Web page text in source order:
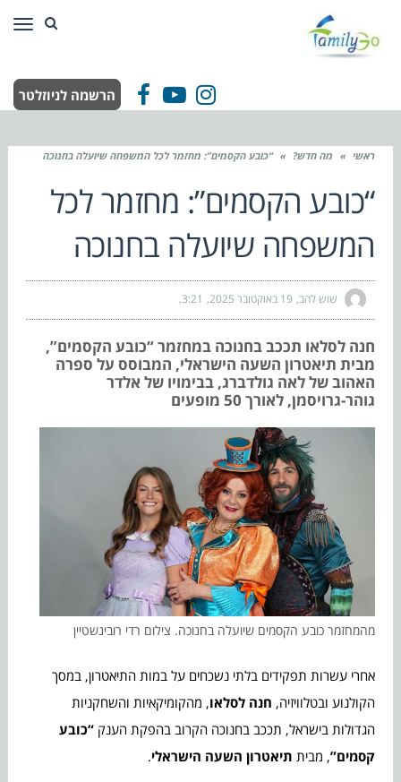
Facebook
YouTube
Instagram הרשמה לניוזלטר
ראשי » מה חדש? » “כובע הקסמים”: מחזמר לכל המשפחה שיועלה בחנוכה
“כובע הקסמים”: מחזמר לכל
המשפחה שיועלה בחנוכה
שוש להב 19 באוקטובר 2025 3:21
חנה לסלאו תככב בחנוכה במחזמר “כובע הקסמים”,
מבית תיאטרון השעה הישראלי, המבוסס על ספרה
האהוב של לאה גולדברג, בבימויו של אלדר
גוהר-גרויסמן, לאורך 50 מופעים
מהמחזמר כובע הקסמים שיועלה בחנוכה. צילום רדי רובינשטיין
אחרי עשרות תפקידים בלתי נשכחים על במות התיאטרון, במסך
הקולנוע ובטלוויזיה, חנה לסלאו, מהקומיקאיות והשחקניות
הגדולות בישראל, תככב בחנוכה הקרוב בהפקת הענק“כובע
קסמים”, מבית תיאטרון השעה הישראלי.